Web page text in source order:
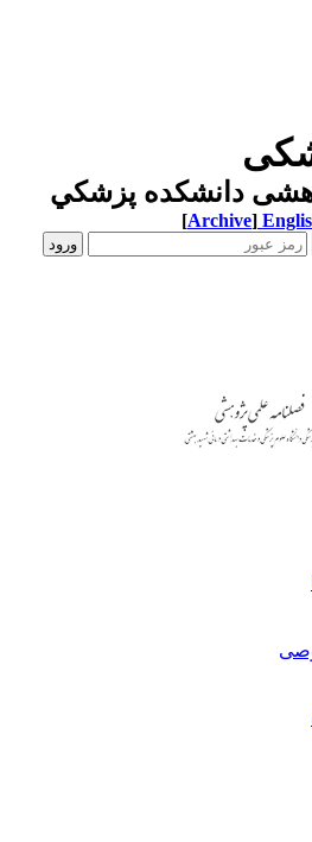
دانشکده پزشکي
[Archive]